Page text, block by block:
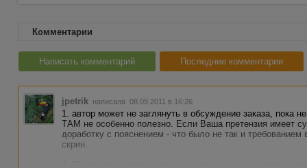
Комментарии
Написать комментарий Последние комментарии
jpetrik написала 08.09.2011 в 16:26
1. автор может не заглянуть в обсуждение заказа, пока
ТАМ не особенно полезно. Если Ваша претензия имеет
доработку с пояснением - что было не так и
скрин.